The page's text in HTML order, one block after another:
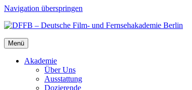
Navigation überspringen
Menü
Aka­de­mie
Über Uns
Aus­stat­tung
Dozie­ren­de